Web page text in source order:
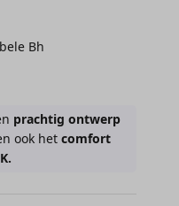
Bh
prachtig ontwerp
ook het comfort